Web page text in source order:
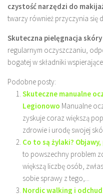
czystość narzędzi do
twarzy również przyczynia się
Skuteczna pielęgnacja
regularnym oczyszczaniu,
bogatej w składniki
Podobne posty:
Skuteczne manualne
Legionowo Manualne
zyskuje coraz większą
zdrowie i urodę swojej
Co to są żylaki?
to powszechny problem
większą liczbę osób,
sobie sprawy z tego,...
Nordic walking i